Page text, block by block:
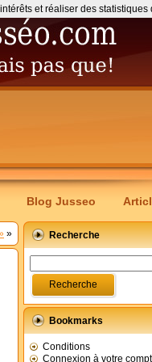
Blog Jusseo
» Recherche
Bookmarks
Conditions
Connexion à votre
et réaliser des statistiques